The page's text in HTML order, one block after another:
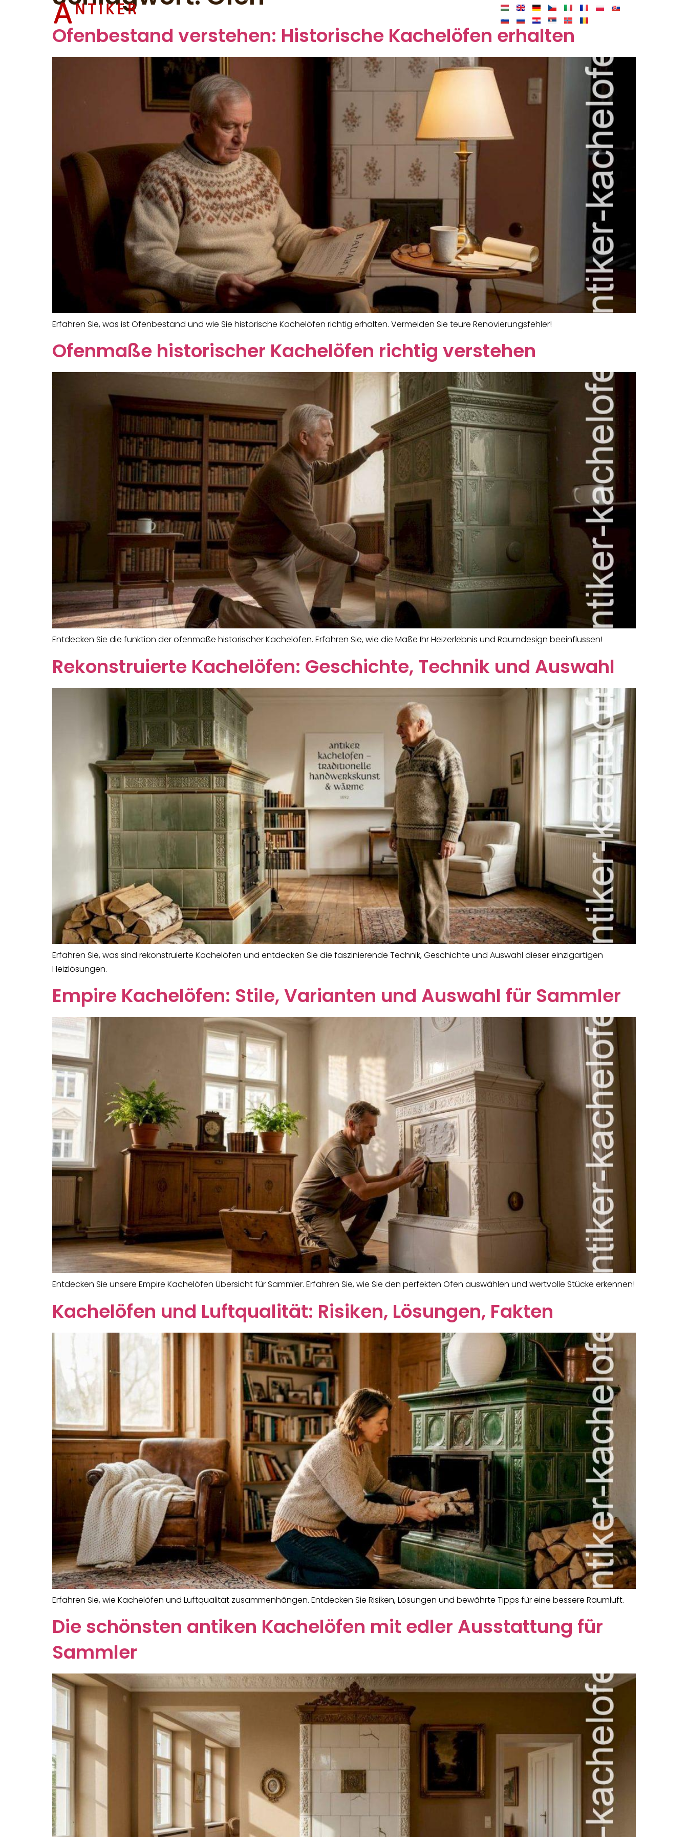
Ofenbestand verstehen: Historische Kachelöfen erhalten
Erfahren Sie, was ist Ofenbestand und wie Sie historische Kachelöfen richtig erhalten. Vermeiden Sie teure Renovierungsfehler!
Ofenmaße historischer Kachelöfen richtig verstehen
Entdecken Sie die funktion der ofenmaße historischer Kachelöfen. Erfahren Sie, wie die Maße Ihr Heizerlebnis und Raumdesign beeinflussen!
Rekonstruierte Kachelöfen: Geschichte, Technik und Auswahl
Erfahren Sie, was sind rekonstruierte Kachelöfen und entdecken Sie die faszinierende Technik, Geschichte und Auswahl dieser einzigartigen
Heizlösungen.
Empire Kachelöfen: Stile, Varianten und Auswahl für Sammler
Entdecken Sie unsere Empire Kachelöfen Übersicht für Sammler. Erfahren Sie, wie Sie den perfekten Ofen auswählen und wertvolle Stücke erkennen!
Kachelöfen und Luftqualität: Risiken, Lösungen, Fakten
Erfahren Sie, wie Kachelöfen und Luftqualität zusammenhängen. Entdecken Sie Risiken, Lösungen und bewährte Tipps für eine bessere Raumluft.
Die schönsten antiken Kachelöfen mit edler Ausstattung für
Sammler